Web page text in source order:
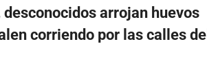
arrojan huevos
corriendo por las calles del